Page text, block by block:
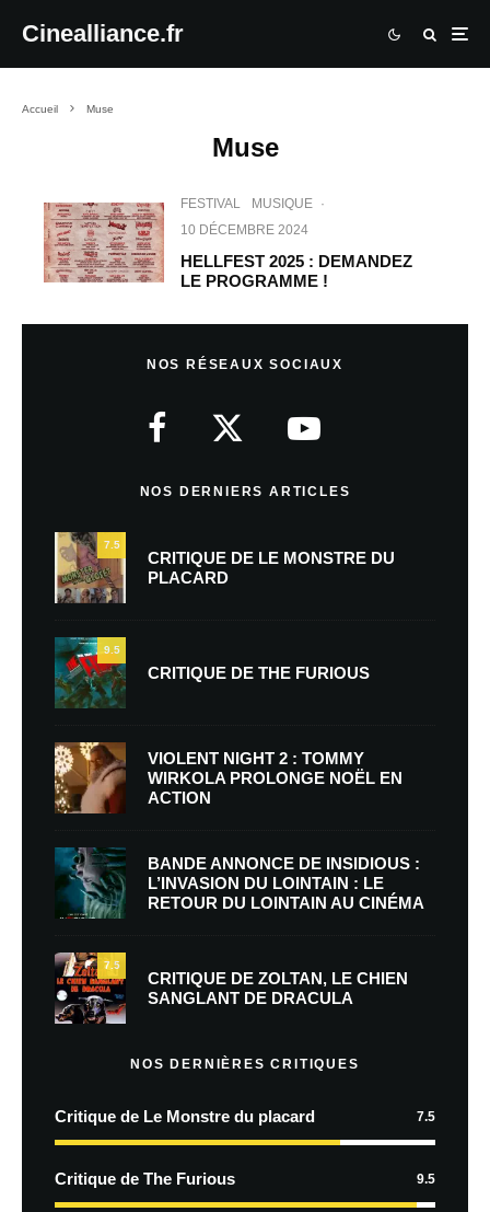
Cinealliance.fr
Accueil Muse
Muse
FESTIVAL MUSIQUE ·
10 DÉCEMBRE 2024
HELLFEST 2025 : DEMANDEZ
LE PROGRAMME !
NOS RÉSEAUX SOCIAUX
NOS DERNIERS ARTICLES
7.5
CRITIQUE DE LE MONSTRE DU
PLACARD
9.5
CRITIQUE DE THE FURIOUS
VIOLENT NIGHT 2 : TOMMY
WIRKOLA PROLONGE NOËL EN
ACTION
BANDE ANNONCE DE INSIDIOUS :
L’INVASION DU LOINTAIN : LE
RETOUR DU LOINTAIN AU CINÉMA
7.5
CRITIQUE DE ZOLTAN, LE CHIEN
SANGLANT DE DRACULA
NOS DERNIÈRES CRITIQUES
Critique de Le Monstre du placard 7.5
Critique de The Furious 9.5